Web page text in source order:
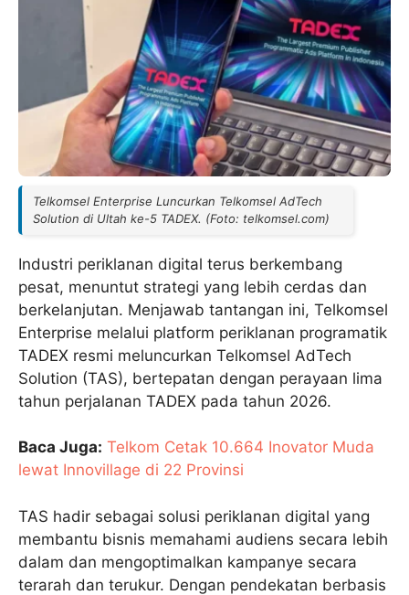
Telkomsel Enterprise Luncurkan Telkomsel AdTech
Solution di Ultah ke-5 TADEX. (Foto: telkomsel.com)
Industri periklanan digital terus berkembang
pesat, menuntut strategi yang lebih cerdas dan
berkelanjutan. Menjawab tantangan ini, Telkomsel
Enterprise melalui platform periklanan programatik
TADEX resmi meluncurkan Telkomsel AdTech
Solution (TAS), bertepatan dengan perayaan lima
tahun perjalanan TADEX pada tahun 2026.
Baca Juga: Telkom Cetak 10.664 Inovator Muda
lewat Innovillage di 22 Provinsi
TAS hadir sebagai solusi periklanan digital yang
membantu bisnis memahami audiens secara lebih
dalam dan mengoptimalkan kampanye secara
terarah dan terukur. Dengan pendekatan berbasis